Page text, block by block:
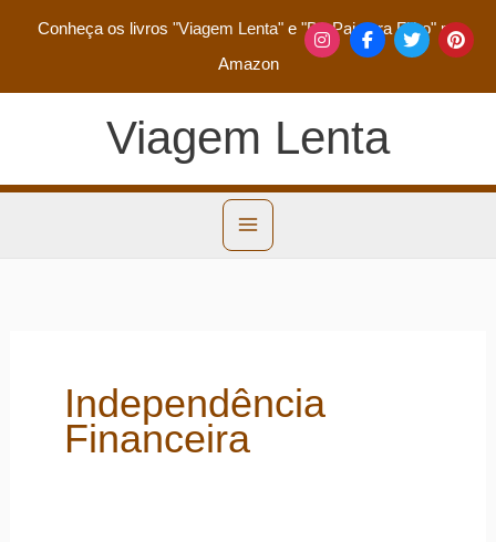
Conheça os livros "Viagem Lenta" e "De Pai para Filho"na
Amazon
Viagem Lenta
Independência
Financeira